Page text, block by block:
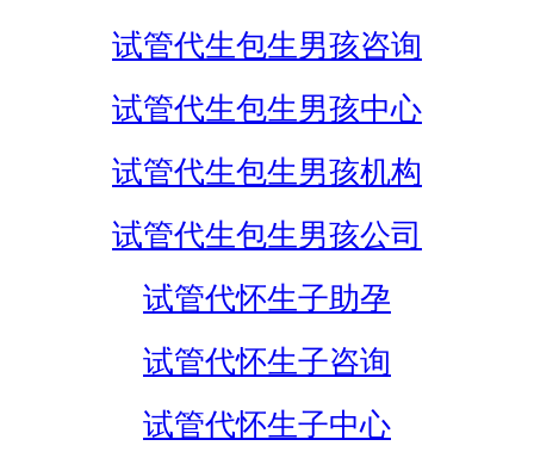
试管代生包生男孩咨询
试管代生包生男孩中心
试管代生包生男孩机构
试管代生包生男孩公司
试管代怀生子助孕
试管代怀生子咨询
试管代怀生子中心